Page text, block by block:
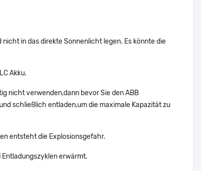
in das direkte Sonnenlicht legen. Es könnte die
Akku.
nicht verwenden,dann bevor Sie den ABB
schließlich entladen,um die maximale Kapazität zu
entsteht die Explosionsgefahr.
erwärmt.